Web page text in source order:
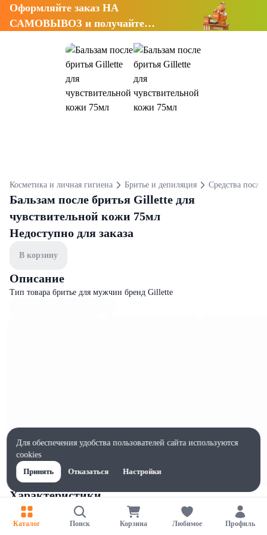
Оформляйте заказ НА
САМОВЫВОЗ и получайте
Косметика и личная гигиена Бритье и депиляция Средства после
Бальзам после бритья Gillette для
чувствительной кожи 75мл
Недоступно для заказа
В корзину
Описание
Тип товара бритье для мужчин бренд Gillette
Характеристики
Ширина, мм
64
Каталог Поиск Корзина Любимое Профиль
Для обеспечения удобства пользователей сайта используются
cookies
Принять
Отказаться Настройки